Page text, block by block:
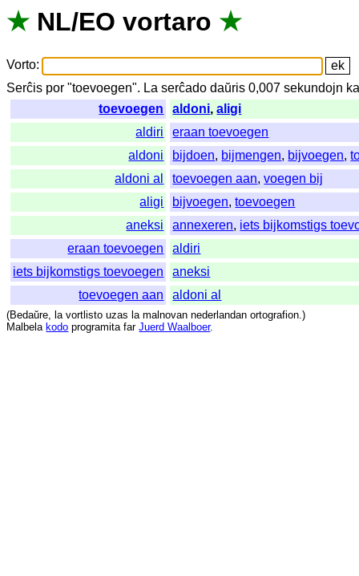
★ NL/EO vortaro ★
Vorto:
Serĉis por "toevoegen". La serĉado daŭris 0,007sekundojn
toevoegen
aldoni,aligi
aldiri
eraan toevoegen
aldoni
bijdoen, bijmengen, bijvoegen,
aldoni al
toevoegen aan,voegen bij
aligi
bijvoegen,toevoegen
aneksi
annexeren, iets bijkomstigs
eraan toevoegen
aldiri
iets bijkomstigs toevoegen
aneksi
toevoegen aan
aldoni al
(Bedaŭre, la vortlisto uzas la malnovan nederlandan ortografion.)
Malbela kodo programita far Juerd Waalboer.